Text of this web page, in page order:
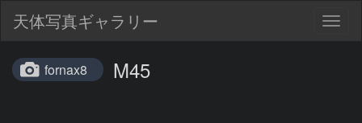
天体写真ギャラリー
fornax8 M45